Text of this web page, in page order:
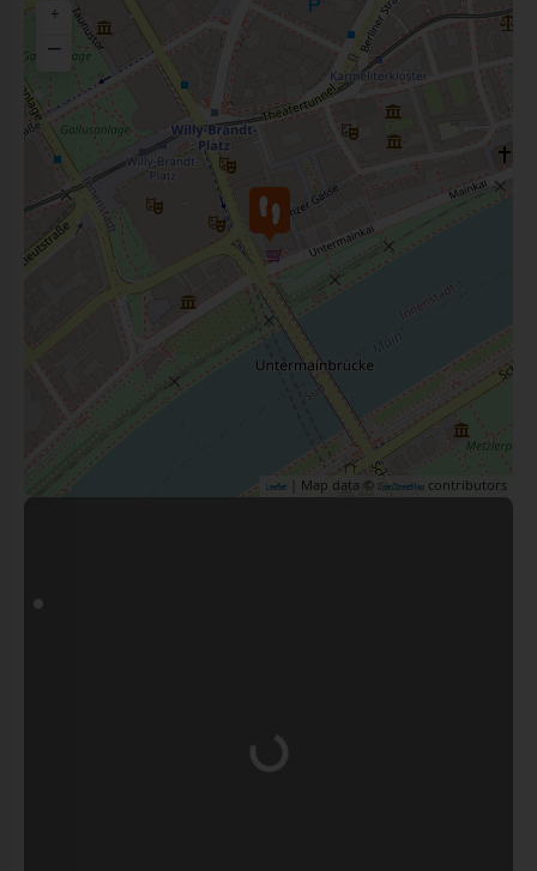
+
−
Leaflet | Map data © OpenStreetMap contributors
Wird geladen …